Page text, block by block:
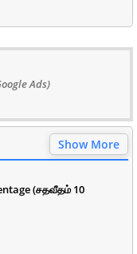
Ads)
Show More
(சதவீதம் 10